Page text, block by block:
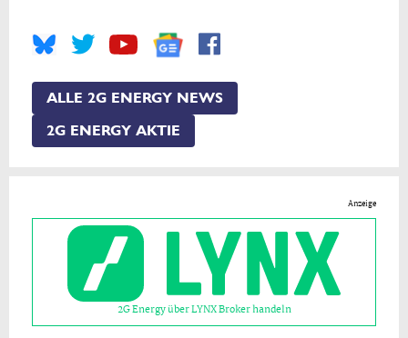
ALLE 2G ENERGY NEWS
2G ENERGY AKTIE
Anzeige
2G Energy über LYNX Broker handeln